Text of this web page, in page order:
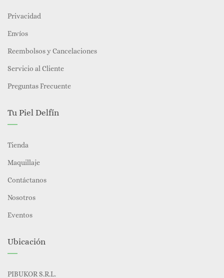
Privacidad
Envíos
Reembolsos y Cancelaciones
Servicio al Cliente
Preguntas Frecuente
Tu Piel Delfín
Tienda
Maquillaje
Contáctanos
Nosotros
Eventos
Ubicación
PIBUKOR S.R.L.